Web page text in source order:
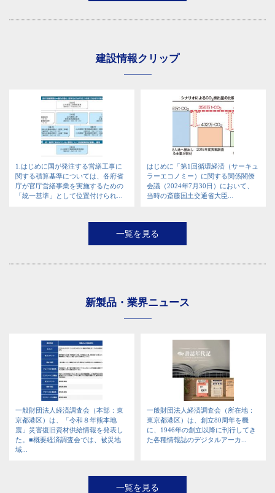
建設情報クリップ
1.はじめに国が発注する営繕工事に
関する積算基準については、各府省
庁が官庁営繕事業を実施するための
「統一基準」として位置付けられ...
はじめに「第1回循環経済（サーキュ
ラーエコノミー）に関する関係閣僚
会議（2024年7月30日）において、
当時の斎藤国土交通省大臣...
一覧を見る
新製品・業界ニュース
一般財団法人経済調査会（本部：東
京都港区）は、「令和８年熊本地
震」災害復旧資材供給情報を発表し
た。■概要経済調査会では、被災地
域...
一般財団法人経済調査会（所在地：
東京都港区）は、創立80周年を機
に、1946年の創立以降に刊行してき
た各種情報誌のデジタルアーカ...
一覧を見る